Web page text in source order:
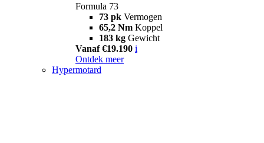
Formula 73
73 pk Vermogen
65,2 Nm Koppel
183 kg Gewicht
Vanaf €19.190 i
Ontdek meer
Hypermotard